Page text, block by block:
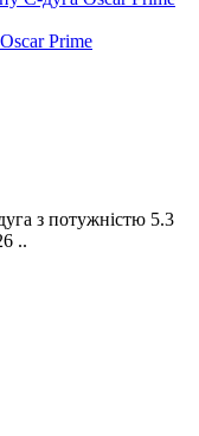
Prime
з потужністю 5.3
..